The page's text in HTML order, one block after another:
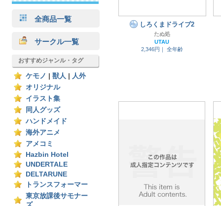
全商品一覧
サークル一覧
おすすめジャンル・タグ
ケモノ 獣人
人外
オリジナル
イラスト集
同人グッズ
ハンドメイド
海外アニメ
アメコミ
Hazbin Hotel
UNDERTALE
DELTARUNE
トランスフォーマー
東京放課後サモナー
しろくまドライブ2
たぬ処
UTAU
2,346円｜
全年齢